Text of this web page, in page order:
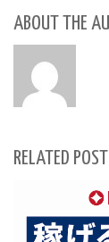
ABOUT THE
RELATED